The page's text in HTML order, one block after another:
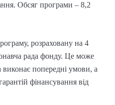
Обсяг програми – 8,2
розраховану на 4
рада фонду. Це може
виконає попередні умови, а
фінансування від